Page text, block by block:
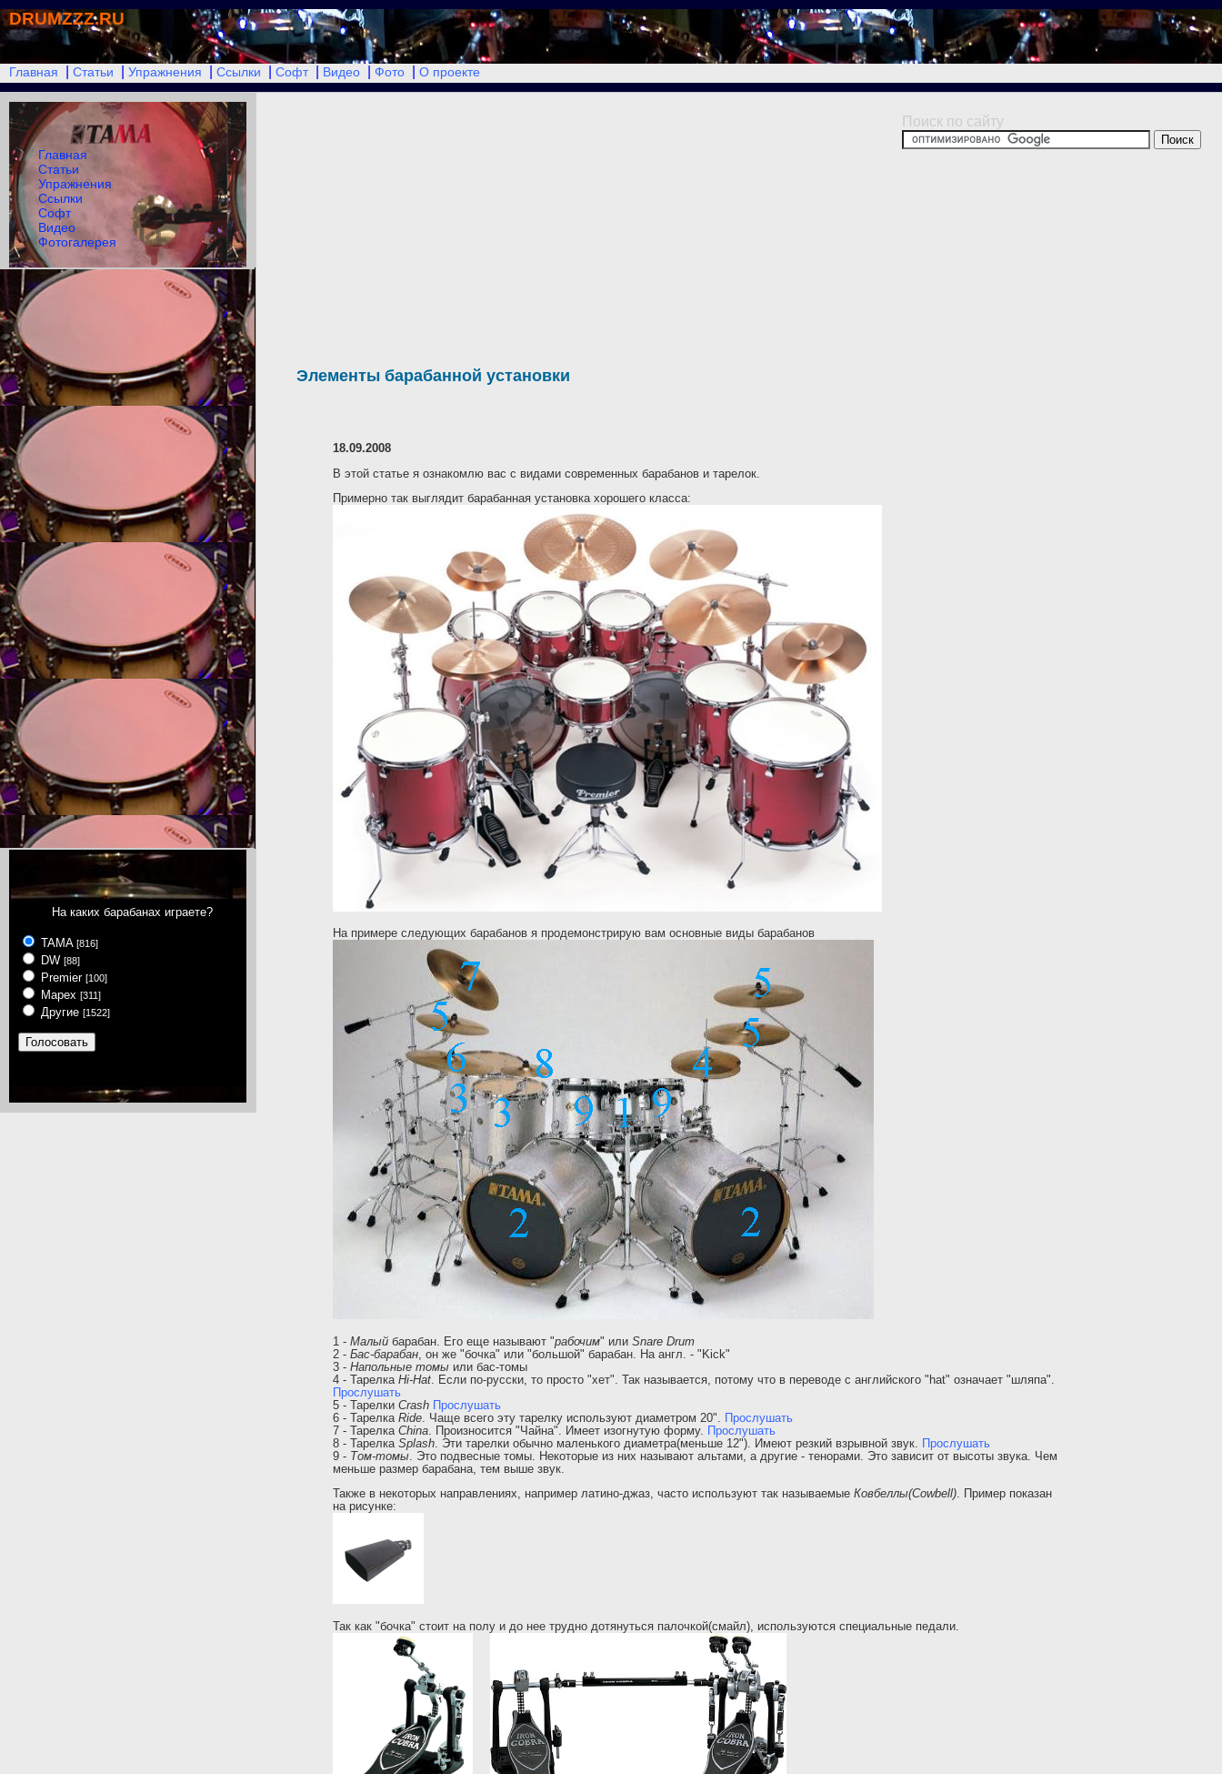
DRUMZZZ.RU
Главная Статьи Упражнения Ссылки Софт Видео Фото О проекте
Поиск по сайту
Элементы барабанной установки
18.09.2008
В этой статье я ознакомлю вас с видами современных барабанов и тарелок.
Примерно так выглядит барабанная установка хорошего класса:
На примере следующих барабанов я продемонстрирую вам основные виды барабанов
1 - Малый барабан. Его еще называют "рабочим" или Snare Drum
2 - Бас-барабан, он же "бочка" или "большой" барабан. На англ. - "Kick"
3 - Напольные томы или бас-томы
4 - Тарелка Hi-Hat. Если по-русски, то просто "хет". Так называется, потому что в переводе с английского "hat" означает "шляпа".
Прослушать
5 - Тарелки Crash Прослушать
6 - Тарелка Ride. Чаще всего эту тарелку используют диаметром 20". Прослушать
7 - Тарелка China. Произносится "Чайна". Имеет изогнутую форму. Прослушать
8 - Тарелка Splash. Эти тарелки обычно маленького диаметра(меньше 12"). Имеют резкий взрывной звук. Прослушать
9 - Том-томы. Это подвесные томы. Некоторые из них называют альтами, а другие - тенорами. Это зависит от высоты звука. Чем
меньше размер барабана, тем выше звук.
Также в некоторых направлениях, например латино-джаз, часто используют так называемые Ковбеллы(Cowbell) . Пример показан
на рисунке:
Так как "бочка" стоит на полу и до нее трудно дотянуться палочкой(смайл), используются специальные педали.
Главная
Статьи
Упражнения
Ссылки
Софт
Видео
Фотогалерея
На каких барабанах играете?
TAMA [816]
DW [88]
Premier [100]
Mapex [311]
Другие [1522]